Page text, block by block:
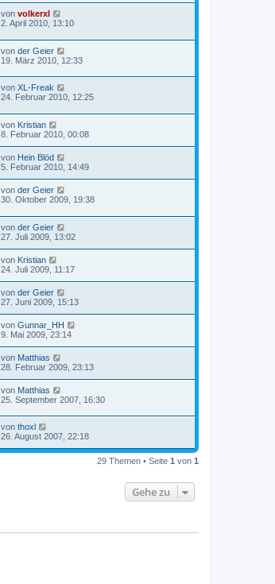
von volkerxl
2. April 2010, 13:10
von der Geier
19. März 2010, 12:33
von XL-Freak
24. Februar 2010, 12:25
von Kristian
8. Februar 2010, 00:08
von Hein Blöd
5. Februar 2010, 14:49
von der Geier
30. Oktober 2009, 19:38
von der Geier
27. Juli 2009, 13:02
von Kristian
24. Juli 2009, 11:17
von der Geier
27. Juni 2009, 15:13
von Gunnar_HH
9. Mai 2009, 23:14
von Matthias
28. Februar 2009, 23:13
von Matthias
25. September 2007, 16:30
von thoxl
26. August 2007, 22:18
29 Themen • Seite 1 von 1
Gehe zu